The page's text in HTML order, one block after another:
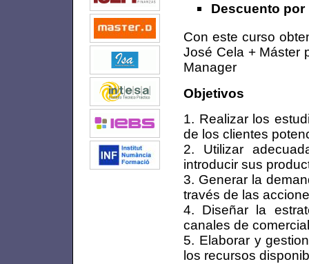
Descuento
Con este curso
José Cela + Máster
Manager
Objetivos
1. Realizar los
de los clientes
2. Utilizar
introducir sus
3. Generar la
través de las
4. Diseñar la
canales de
5. Elaborar y
los recursos